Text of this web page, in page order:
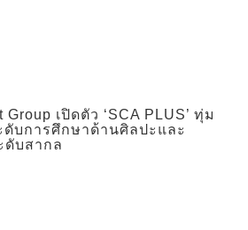
เปิดตัว ‘SCA PLUS’ ทุ่ม
ดับการศึกษาด้านศิลปะและ
ดับสากล